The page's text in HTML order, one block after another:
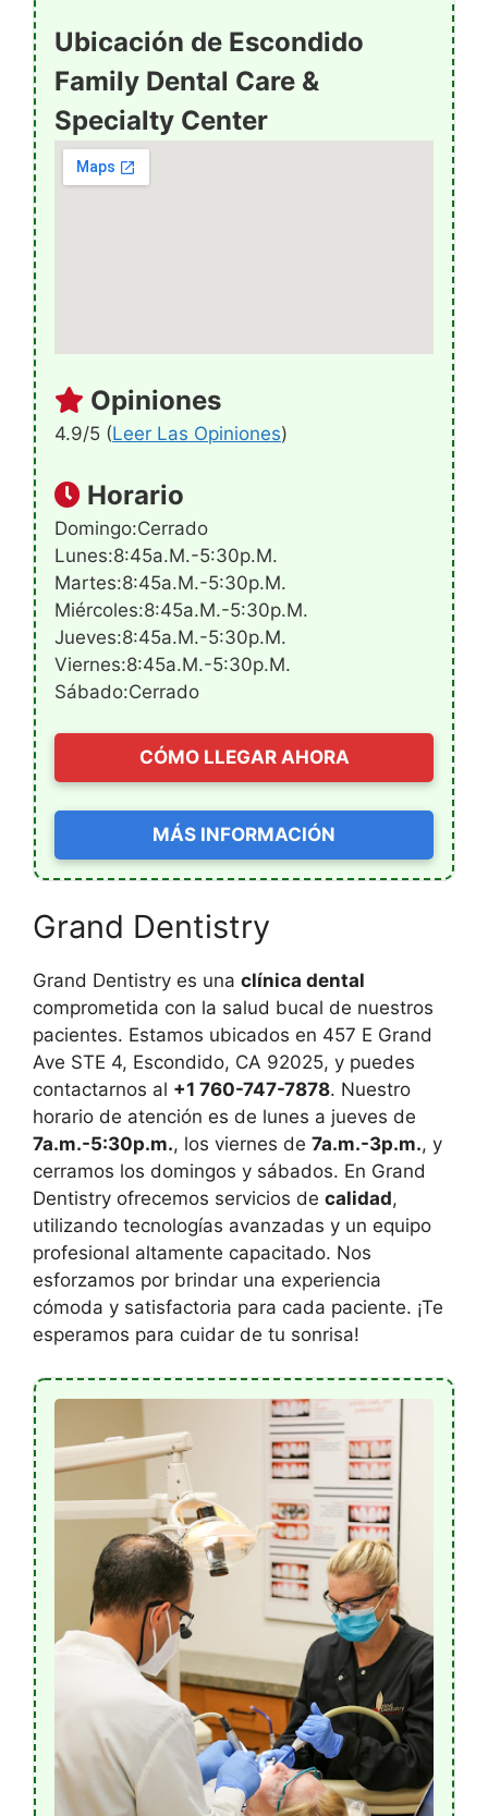
Ubicación de Escondido
Family Dental Care &
Specialty Center
Opiniones
4.9/5 (Leer Las Opiniones)
Horario
Domingo:Cerrado
Lunes:8:45a.m.-5:30p.m.
Martes:8:45a.m.-5:30p.m.
Miércoles:8:45a.m.-5:30p.m.
Jueves:8:45a.m.-5:30p.m.
Viernes:8:45a.m.-5:30p.m.
Sábado:Cerrado
CÓMO LLEGAR AHORA
MÁS INFORMACIÓN
Grand Dentistry
Grand Dentistry es una clínica dental
comprometida con la salud bucal de nuestros
pacientes. Estamos ubicados en 457 E Grand
Ave STE 4, Escondido, CA 92025, y puedes
contactarnos al +1 760-747-7878. Nuestro
horario de atención es de lunes a jueves de
7a.m.-5:30p.m., los viernes de 7a.m.-3p.m., y
cerramos los domingos y sábados. En Grand
Dentistry ofrecemos servicios de calidad,
utilizando tecnologías avanzadas y un equipo
profesional altamente capacitado. Nos
esforzamos por brindar una experiencia
cómoda y satisfactoria para cada paciente. ¡Te
esperamos para cuidar de tu sonrisa!